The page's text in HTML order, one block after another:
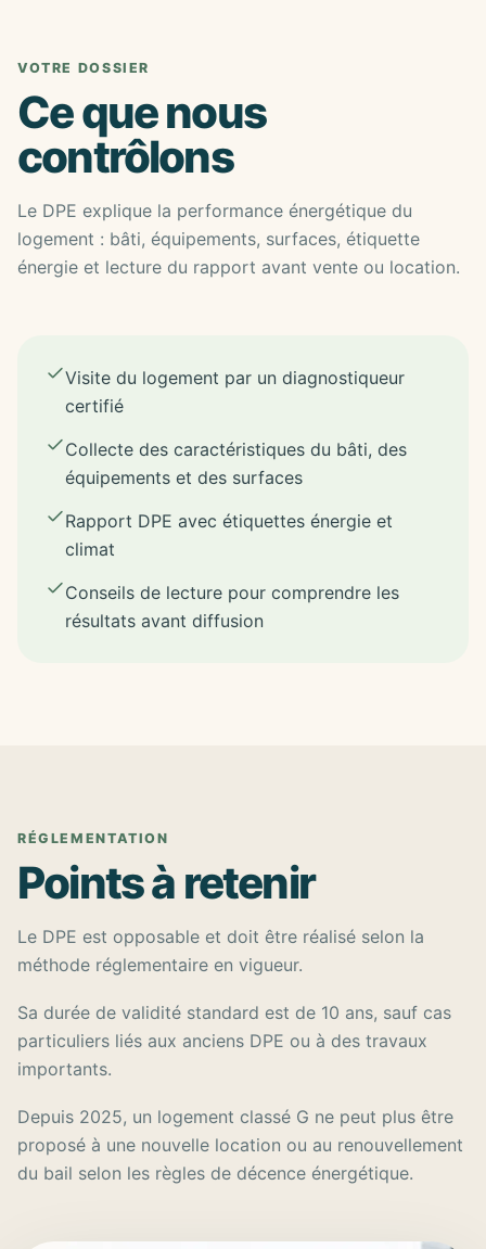
VOTRE DOSSIER
Ce que nous
contrôlons
Le DPE explique la performance énergétique du
logement : bâti, équipements, surfaces, étiquette
énergie et lecture du rapport avant vente ou location.
Visite du logement par un diagnostiqueur
certifié
Collecte des caractéristiques du bâti, des
équipements et des surfaces
Rapport DPE avec étiquettes énergie et
climat
Conseils de lecture pour comprendre les
résultats avant diffusion
RÉGLEMENTATION
Points à retenir
Le DPE est opposable et doit être réalisé selon la
méthode réglementaire en vigueur.
Sa durée de validité standard est de 10 ans, sauf cas
particuliers liés aux anciens DPE ou à des travaux
importants.
Depuis 2025, un logement classé G ne peut plus être
proposé à une nouvelle location ou au renouvellement
du bail selon les règles de décence énergétique.